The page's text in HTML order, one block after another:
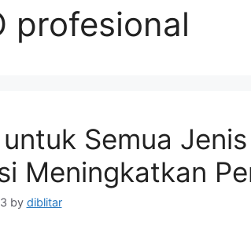
profesional
untuk Semua
Meningkatkan
by diblitar